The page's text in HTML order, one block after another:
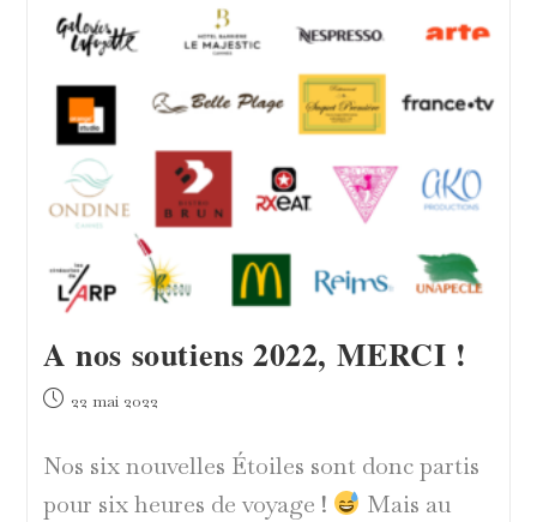
A nos soutiens 2022, MERCI !
Publication
22 mai 2022
Nos six nouvelles Étoiles sont donc partis
pour six heures de voyage !
Mais au